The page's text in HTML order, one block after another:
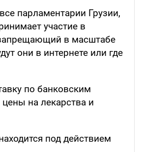
парламентарии Грузии,
участие в
в масштабе
они в интернете или где
по банковским
на лекарства и
под действием